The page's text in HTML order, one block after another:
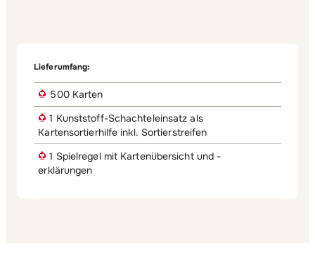
Lieferumfang:
500 Karten
1 Kunststoff-Schachteleinsatz als
Kartensortierhilfe inkl. Sortierstreifen
1 Spielregel mit Kartenübersicht und -
erklärungen